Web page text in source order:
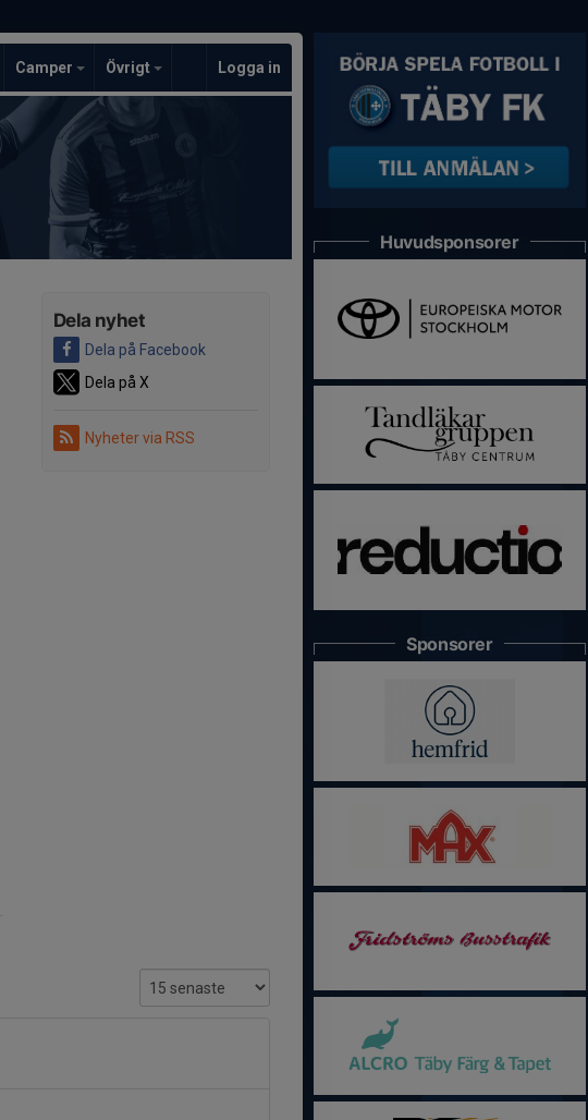
Camper Övrigt Logga in
Dela nyhet
Dela på Facebook
Dela på X
Nyheter via RSS
Huvudsponsorer
Sponsorer